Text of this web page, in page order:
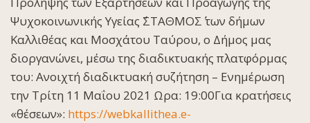
Ψυχοκοινωνικής Υγείας ΄΄ΣΤΑΘΜΟΣ΄΄ των δήμων
Καλλιθέας και Μοσχάτου Ταύρου, o Δήμος μας
διοργανώνει, μέσω της διαδικτυακής πλατφόρμας
του: Ανοιχτή διαδικτυακή συζήτηση – Ενημέρωση
την Τρίτη 11 Μαΐου 2021 Ωρα: 19:00Για κρατήσεις
«θέσεων»: https://webkallithea.e-